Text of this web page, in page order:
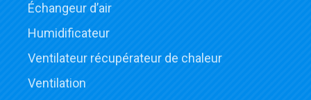
Échangeur d’air
Humidificateur
Ventilateur récupérateur de chaleur
Ventilation